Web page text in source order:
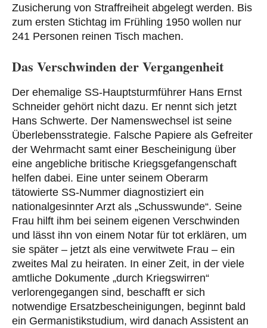
Zusicherung von Straffreiheit abgelegt werden. Bis
zum ersten Stichtag im Frühling 1950 wollen nur
241 Personen reinen Tisch machen.
Das Verschwinden der Vergangenheit
Der ehemalige SS-Hauptsturmführer Hans Ernst
Schneider gehört nicht dazu. Er nennt sich jetzt
Hans Schwerte. Der Namenswechsel ist seine
Überlebensstrategie. Falsche Papiere als Gefreiter
der Wehrmacht samt einer Bescheinigung über
eine angebliche britische Kriegsgefangenschaft
helfen dabei. Eine unter seinem Oberarm
tätowierte SS-Nummer diagnostiziert ein
nationalgesinnter Arzt als „Schusswunde“. Seine
Frau hilft ihm bei seinem eigenen Verschwinden
und lässt ihn von einem Notar für tot erklären, um
sie später – jetzt als eine verwitwete Frau – ein
zweites Mal zu heiraten. In einer Zeit, in der viele
amtliche Dokumente „durch Kriegswirren“
verlorengegangen sind, beschafft er sich
notwendige Ersatzbescheinigungen, beginnt bald
ein Germanistikstudium, wird danach Assistent an